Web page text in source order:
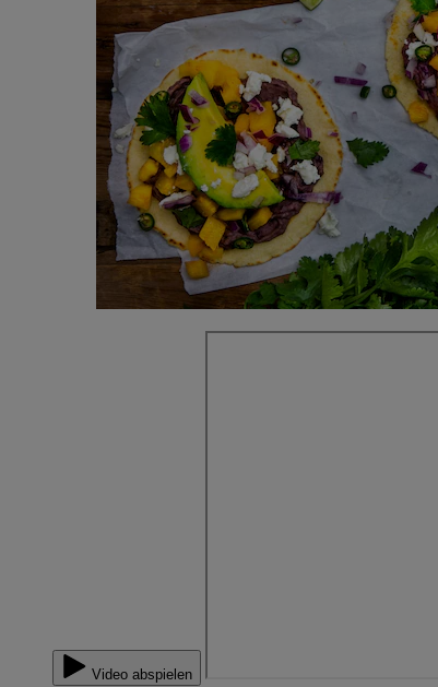
Video abspielen